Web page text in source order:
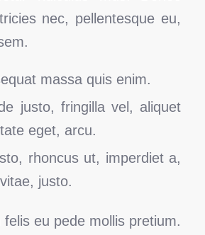
nec, pellentesque eu,
massa quis enim.
justo, fringilla vel, aliquet
eget, arcu.
rhoncus ut, imperdiet a,
justo.
felis eu pede mollis pretium.